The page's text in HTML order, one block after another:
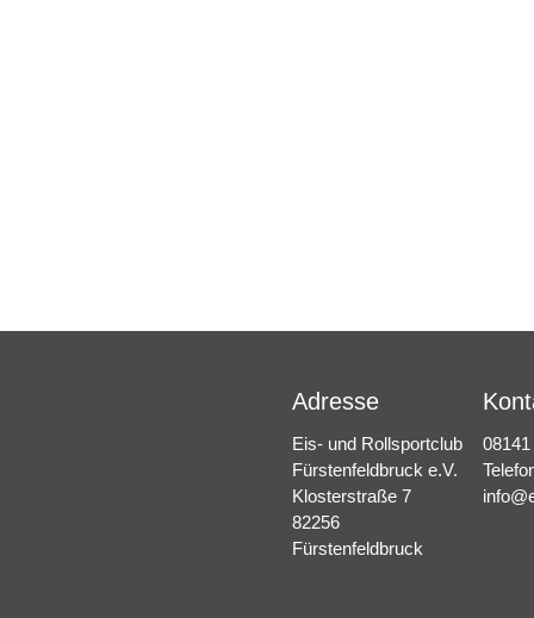
Adresse
Eis- und Rollsportclub
Fürstenfeldbruck e.V.
Klosterstraße 7
82256
Fürstenfeldbruck